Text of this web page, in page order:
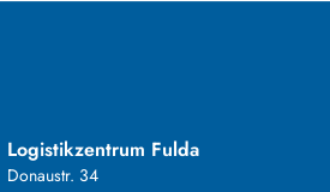
Logistikzentrum Fulda
Donaustr. 34